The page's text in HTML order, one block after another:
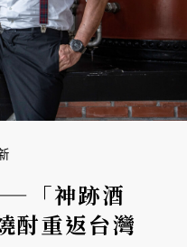
「神跡酒
酎重返台灣